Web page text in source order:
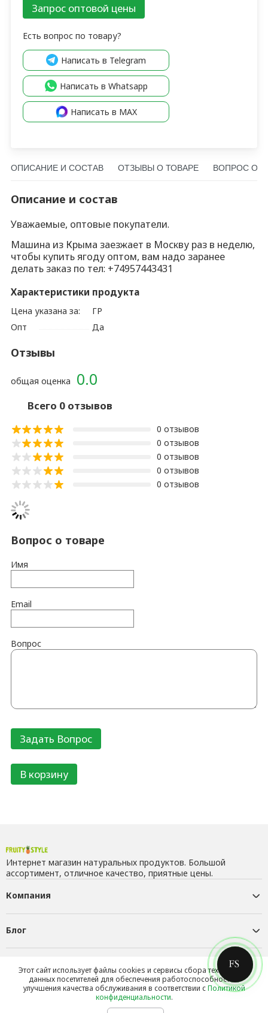
Запрос оптовой цены
Есть вопрос по товару?
Написать в Telegram
Написать в Whatsapp
Написать в MAX
ОПИСАНИЕ И СОСТАВ ОТЗЫВЫ О ТОВАРЕ ВОПРОС О
Описание и состав
Уважаемые, оптовые покупатели.
Машина из Крыма заезжает в Москву раз в неделю,
чтобы купить ягоду оптом, вам надо заранее
делать заказ по тел: +74957443431
Характеристики продукта
Цена указана за:
ГР
Опт
Да
Отзывы
0.0
общая оценка
Всего 0 отзывов
0 отзывов
0 отзывов
0 отзывов
0 отзывов
0 отзывов
Вопрос о товаре
Имя
Email
Вопрос
В корзину
Интернет магазин натуральных продуктов. Большой
ассортимент, отличное качество, приятные цены.
Компания
Блог
Контакты
Этот сайт использует файлы cookies и сервисы сбора технических
данных посетителей для обеспечения работоспособности и
улучшения качества обслуживания в соответствии сПолитикой
конфиденциальности.